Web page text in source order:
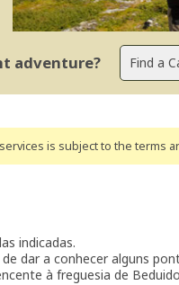
adventure?
is subject to the terms
indicadas.
dar a conhecer alguns
à freguesia de